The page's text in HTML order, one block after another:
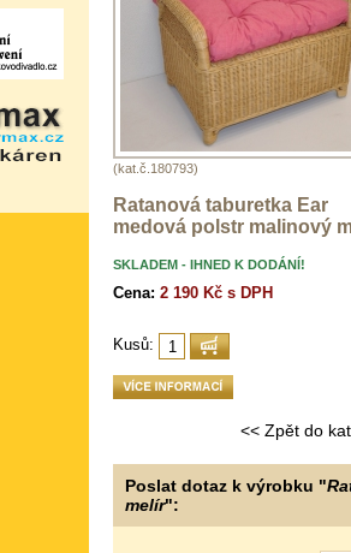
(kat.č.180793)
Ratanová taburetka Ear
medová polstr malinový
SKLADEM - IHNED K DODÁNÍ!
Cena: 2 190 Kč s DPH
Kusů:
<< Zpět do
Poslat dotaz k výrobku "
melír":